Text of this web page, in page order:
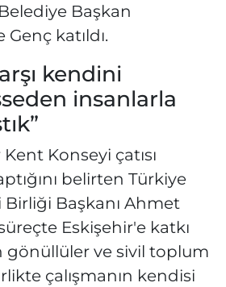
Başkan
Genç katıldı.
kendini
insanlarla
Kent Konseyi çatısı
belirten Türkiye
Başkanı Ahmet
Eskişehir'e katkı
gönüllüler ve sivil toplum
çalışmanın kendisi